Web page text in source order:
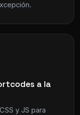
a la
y JS para